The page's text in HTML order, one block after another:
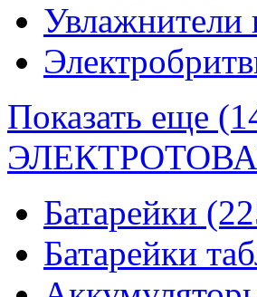
Увлажнители
Показать еще
Батарейки
Батарейки